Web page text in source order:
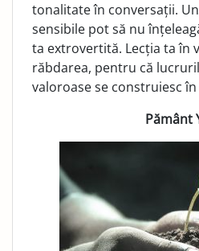
tonalitate în conversații.
sensibile pot să nu
ta extrovertită. Lecția ta în
răbdarea, pentru că
valoroase se construiesc
Pământ